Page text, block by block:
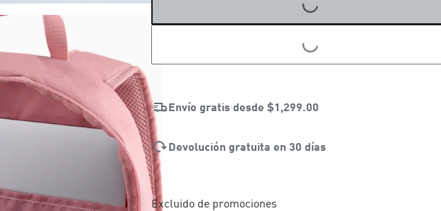
LOADING...
LOADING...
Envío gratis desde $1,299.00
Devolución gratuita en 30 días
Excluido de promociones